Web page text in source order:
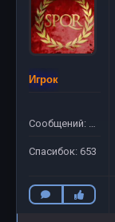
Игрок
Сообщений: 781
Спасибок: 653